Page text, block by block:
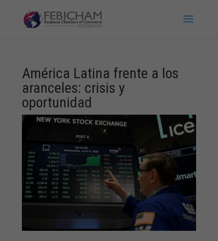
América Latina frente a los
aranceles: crisis y
oportunidad